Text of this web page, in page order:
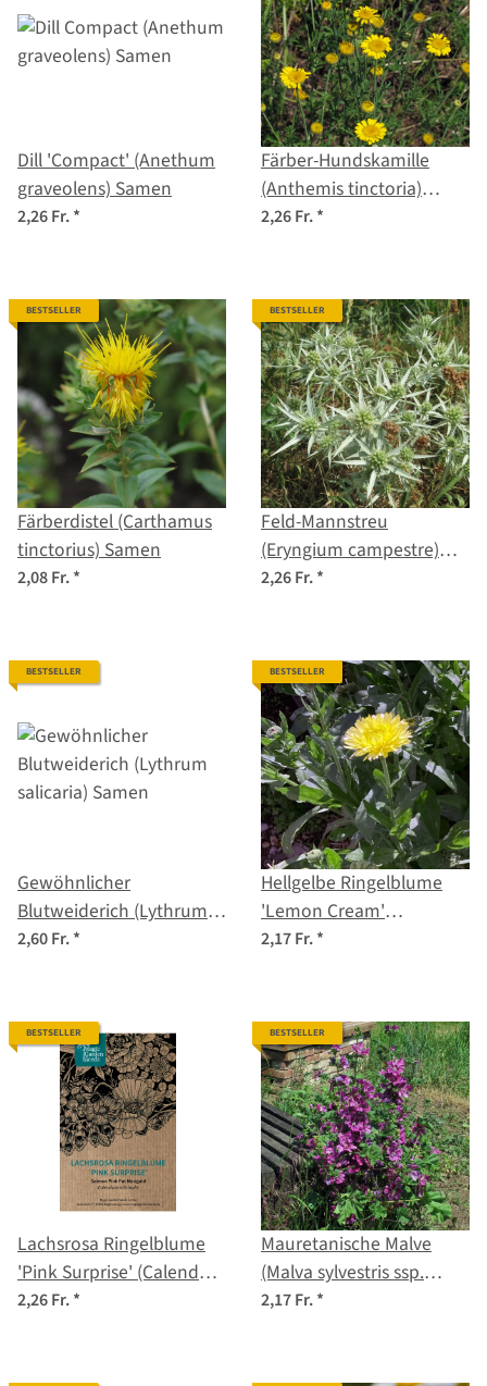
Dill 'Compact' (Anethum
graveolens) Samen
2,26 Fr.*
Färber-Hundskamille
(Anthemis tinctoria)
Samen
2,26 Fr.*
BESTSELLER
Färberdistel (Carthamus
tinctorius) Samen
2,08 Fr.*
BESTSELLER
Feld-Mannstreu
(Eryngium campestre)
Samen
2,26 Fr.*
BESTSELLER
Gewöhnlicher
Blutweiderich (Lythrum
salicaria) Samen
2,60 Fr.*
BESTSELLER
Hellgelbe Ringelblume
'Lemon Cream'
(Calendula officinalis)
2,17 Fr.*
BESTSELLER
Lachsrosa Ringelblume
'Pink Surprise' (Calendula
officinalis) Samen
2,26 Fr.*
BESTSELLER
Mauretanische Malve
(Malva sylvestris ssp.
mauritiana) Samen
2,17 Fr.*